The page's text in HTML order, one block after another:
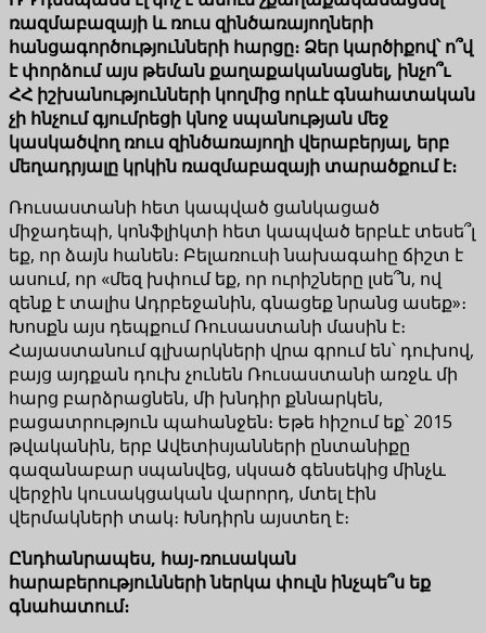
ռազմաբազայի և ռուս զինծառայողների
հանցագործությունների հարցը։ Ձեր կարծիքով՝ ո՞վ
է փորձում այս թեման քաղաքականացնել, ինչո՞ւ
ՀՀ իշխանությունների կողմից որևէ գնահատական
չի հնչում գյումրեցի կնոջ սպանության մեջ
կասկածվող ռուս զինծառայողի վերաբերյալ, երբ
մեղադրյալը կրկին ռազմաբազայի տարածքում է։
Ռուսաստանի հետ կապված ցանկացած
միջադեպի, կոնֆլիկտի հետ կապված երբևէ տեսե՞լ
եք, որ ձայն հանեն։ Բելառուսի նախագահը ճիշտ է
ասում, որ «մեզ խփում եք, որ ուրիշները լսե՞ն, ով
զենք է տալիս Ադրբեջանին, գնացեք նրանց ասեք»։
Խոսքն այս դեպքում Ռուսաստանի մասին է։
Հայաստանում գլխարկների վրա գրում են՝ դուխով,
բայց այդքան դուխ չունեն Ռուսաստանի առջև մի
հարց բարձրացնեն, մի խնդիր քննարկեն,
բացատրություն պահանջեն։ Եթե հիշում եք՝ 2015
թվականին, երբ Ավետիսյանների ընտանիքը
գազանաբար սպանվեց, սկսած գենսեկից մինչև
վերջին կուսակցական վարորդ, մտել էին
վերմակների տակ։ Խնդիրն այստեղ է։
Ընդհանրապես, հայ-ռուսական
հարաբերությունների ներկա փուլն ինչպե՞ս եք
գնահատում։